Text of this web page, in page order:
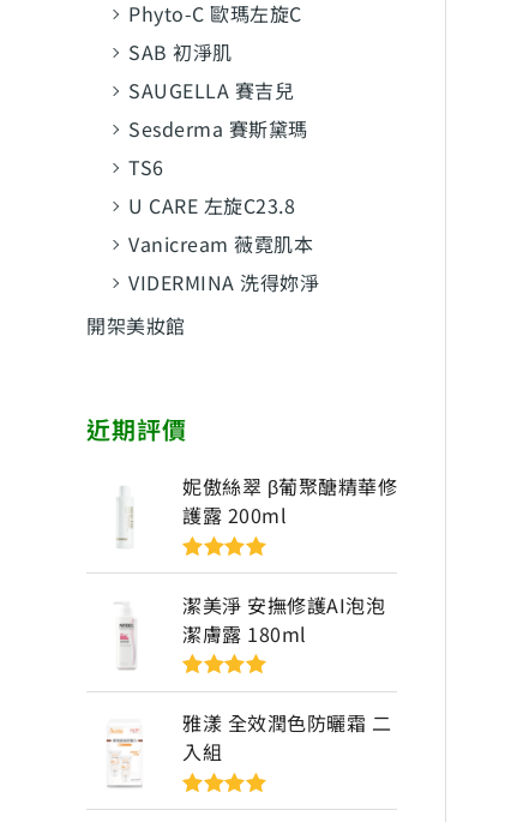
Phyto-C 歐瑪左旋C
SAB 初淨肌
SAUGELLA 賽吉兒
Sesderma 賽斯黛瑪
TS6
U CARE 左旋C23.8
Vanicream 薇霓肌本
VIDERMINA 洗得妳淨
開架美妝館
近期評價
妮傲絲翠 β葡聚醣精華修
護露 200ml
評分5滿分
5
潔美淨 安撫修護AI泡泡
潔膚露 180ml
評分5滿分
5
雅漾 全效潤色防曬霜 二
入組
評分5滿分